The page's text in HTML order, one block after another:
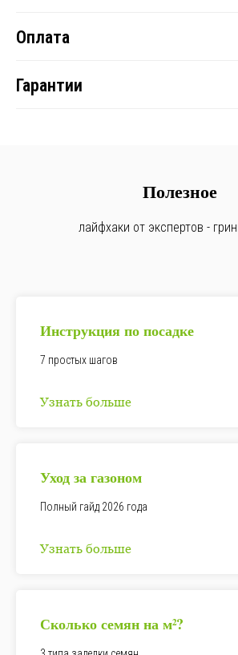
Оплата
Гарантии
Полезное
лайфхаки от экспертов -
Инструкция по посадке
7 простых шагов
Узнать больше
Уход за газоном
Полный гайд 2026 года
Узнать больше
Сколько семян нам²?